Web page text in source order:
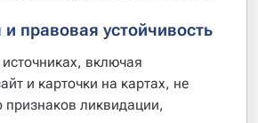
правовая устойчивость
включая
и карточки на картах, не
признаков ликвидации,